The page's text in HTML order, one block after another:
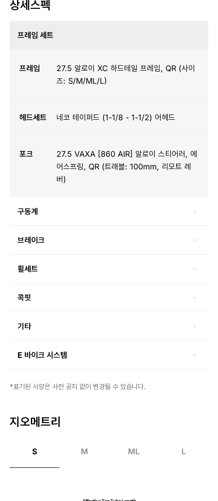
상세스펙
프레임 세트
프레임
27.5 알로이 XC 하드테일 프레임, QR (사이
즈: S/M/ML/L)
헤드세트 네코 테이퍼드 (1-1/8 - 1-1/2) 어헤드
포크
27.5 VAXA [860 AIR] 알로이 스티어러, 에
어스프링, QR (트래블: 100mm, 리모트 레
버)
구동계
브레이크
휠세트
콕핏
기타
E 바이크 시스템
*표기된 사양은 사전 공지 없이 변경될 수 있습니다.
지오메트리
S M ML L